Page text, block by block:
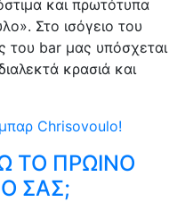
και πρωτότυπα
Στο ισόγειο του
του bar μας υπόσχεται
κρασιά και
μπαρ Chrisovoulo!
ΤΟ ΠΡΩΙΝΟ
ΣΑΣ;